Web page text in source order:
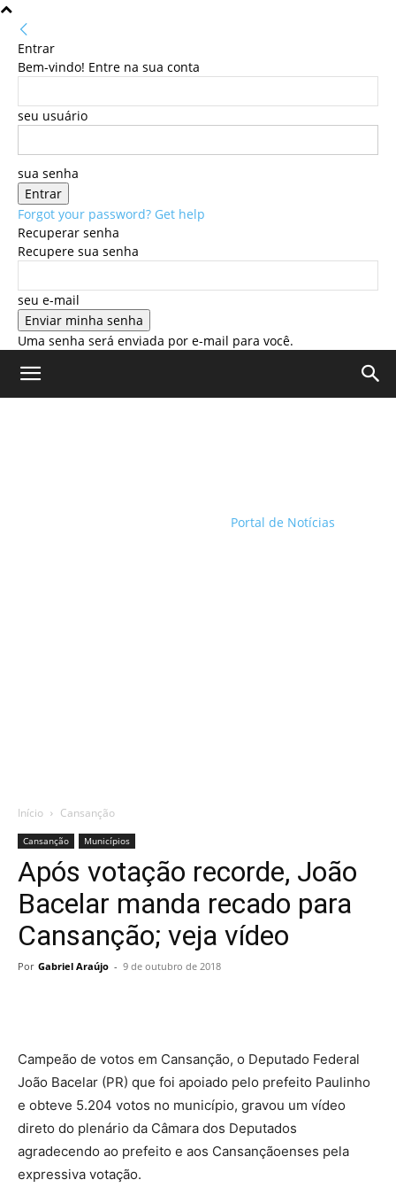
Entrar
Bem-vindo! Entre na sua conta
seu usuário
sua senha
Forgot your password? Get help
Recuperar senha
Recupere sua senha
seu e-mail
Uma senha será enviada por e-mail para você.
Portal de Notícias
Início Cansanção
Cansanção Municípios
Após votação recorde, João
Bacelar manda recado para
Cansanção; veja vídeo
Por Gabriel Araújo - 9 de outubro de 2018
Campeão de votos em Cansanção, o Deputado Federal
João Bacelar (PR) que foi apoiado pelo prefeito Paulinho
e obteve 5.204 votos no município, gravou um vídeo
direto do plenário da Câmara dos Deputados
agradecendo ao prefeito e aos Cansançãoenses pela
expressiva votação.